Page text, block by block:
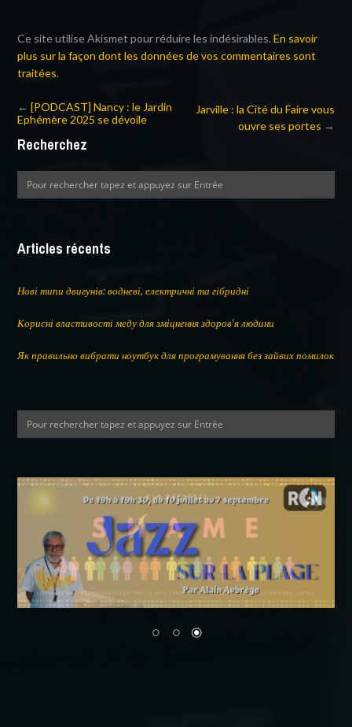
Ce site utilise Akismet pour réduire les indésirables.En savoir
plus sur la façon dont les données de vos commentaires sont
traitées.
←[PODCAST] Nancy : le Jardin
Ephémère 2025 se dévoile
Jarville : la Cité du Faire vous
ouvre ses portes →
Recherchez
Articles récents
Нові типи двигунів: водневі, електричні та гібридні
Корисні властивості меду для зміцнення здоров’я людини
Як правильно вибрати ноутбук для програмування без зайвих помилок